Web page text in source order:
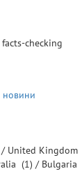
checking
новини
/ United Kingdom
(1) / Bulgaria